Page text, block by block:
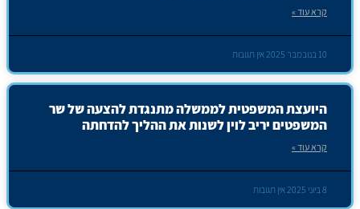
קרא עוד »
10 בנובמבר 2025 אין תגובות
היועצת המשפטית לממשלה מתנגדת להצעה של שר
המשפטים יריב לוין לשנות את ההליך להדחתה
קרא עוד »
8 ביוני 2025 אין תגובות